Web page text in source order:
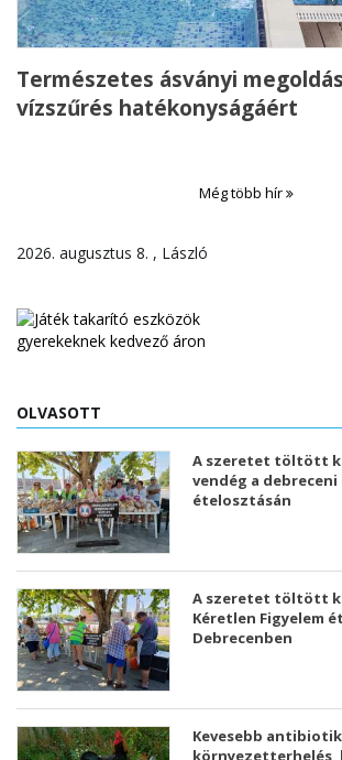
Természetes ásványi
vízszűrés hatékonyságáért
Még több hír
2026. augusztus 8. , László
OLVASOTT
A szeretet töltött
vendég a debreceni
ételosztásán
A szeretet töltött
Kéretlen Figyelem
Debrecenben
Kevesebb
környezetterhelés,